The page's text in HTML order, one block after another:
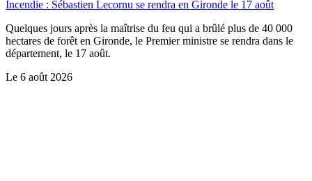
Incendie : Sébastien Lecornu se rendra en Gironde le 17 août
Quelques jours après la maîtrise du feu qui a brûlé plus de 40 000
hectares de forêt en Gironde, le Premier ministre se rendra dans le
département, le 17 août.
Le 6 août 2026